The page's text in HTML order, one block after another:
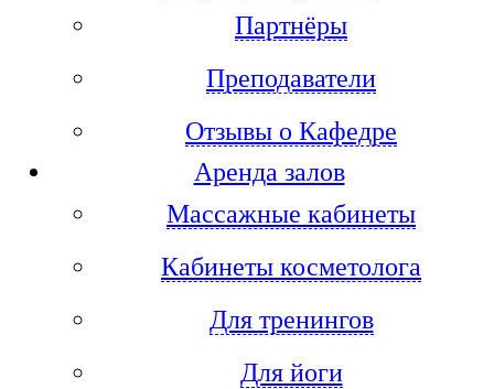
Партнёры
Преподаватели
Отзывы о Кафедре
Аренда залов
Массажные кабинеты
Кабинеты косметолога
Для тренингов
Для йоги